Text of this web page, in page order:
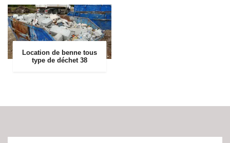
Location de benne tous
type de déchet 38